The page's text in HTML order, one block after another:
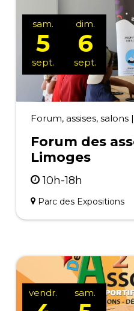
Forum, assises, salons|
Forum des
Limoges
10h-18h
Parc des Expositions
sam.
5
sept.
dim.
6
sept.
vendr. sam.